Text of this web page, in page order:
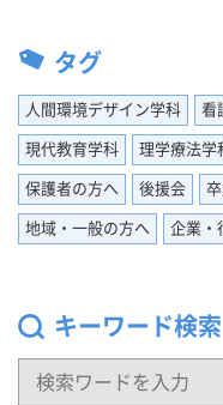
タグ
人間環境デザイン学科 看
現代教育学科 理学療法学
保護者の方へ 後援会
地域・一般の方へ 企業・
キーワード検索